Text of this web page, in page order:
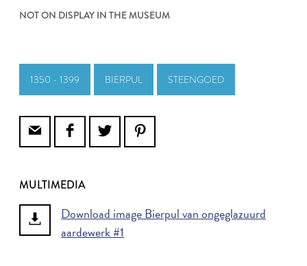
NOT ON DISPLAY IN THE MUSEUM
1350 - 1399 BIERPUL STEENGOED
MULTIMEDIA
Download image Bierpul van ongeglazuurd
aardewerk #1